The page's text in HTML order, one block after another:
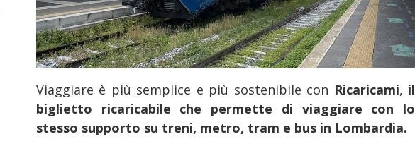
Viaggiare è più semplice e più sostenibile con Ricaricami, il
biglietto ricaricabile che permette di viaggiare con lo
stesso supporto su treni, metro, tram e bus in Lombardia.